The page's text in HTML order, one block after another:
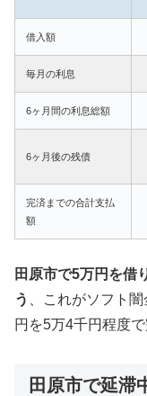
借入額
毎月の利息
6ヶ月間の利息総額
6ヶ月後の残債
完済までの合計支払
額
田原市で5万円を借
う
、これがソフト
円を5万4千円程度で
田原市で延滞